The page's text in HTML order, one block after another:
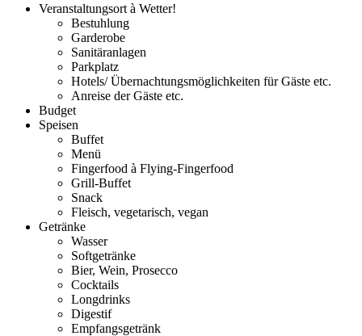
Veranstaltungsort à Wetter!
Bestuhlung
Garderobe
Sanitäranlagen
Parkplatz
Hotels/ Übernachtungsmöglichkeiten für Gäste etc.
Anreise der Gäste etc.
Budget
Speisen
Buffet
Menü
Fingerfood à Flying-Fingerfood
Grill-Buffet
Snack
Fleisch, vegetarisch, vegan
Getränke
Wasser
Softgetränke
Bier, Wein, Prosecco
Cocktails
Longdrinks
Digestif
Empfangsgetränk